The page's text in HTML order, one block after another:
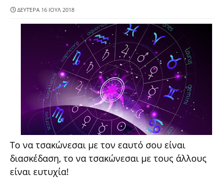
ΔΕΥΤΈΡΑ 16 ΙΟΥΛ 2018
Το να τσακώνεσαι με τον εαυτό σου είναι
διασκέδαση, το να τσακώνεσαι με τους άλλους
είναι ευτυχία!